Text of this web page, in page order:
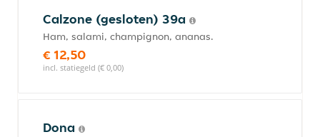
Calzone (gesloten) 39a
Ham, salami, champignon, ananas.
€ 12,50
incl. statiegeld (€ 0,00)
Dona